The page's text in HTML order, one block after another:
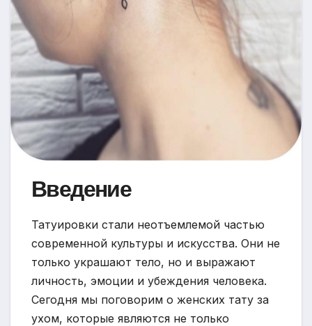
Введение
Татуировки стали неотъемлемой частью
современной культуры и искусства. Они не
только украшают тело, но и выражают
личность, эмоции и убеждения человека.
Сегодня мы поговорим о женских тату за
ухом, которые являются не только